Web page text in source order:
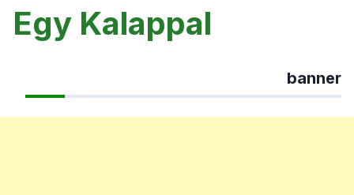
content
Egy Kalappal
banner